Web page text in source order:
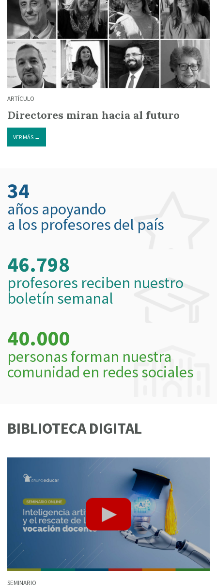
ARTÍCULO
Directores miran hacia al futuro
VER MÁS →
34
años apoyando
a los profesores del país
46.798
profesores reciben nuestro
boletín semanal
40.000
personas forman nuestra
comunidad en redes sociales
BIBLIOTECA DIGITAL
SEMINARIO